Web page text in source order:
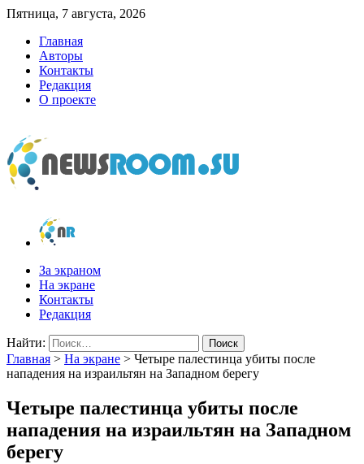
Пятница, 7 августа, 2026
Главная
Авторы
Контакты
Редакция
О проекте
newsroom.su
Новости о новостях
За экраном
На экране
Контакты
Редакция
Найти:
Главная > На экране > Четыре палестинца убиты после
нападения на израильтян на Западном берегу
Четыре палестинца убиты после
нападения на израильтян на Западном
берегу